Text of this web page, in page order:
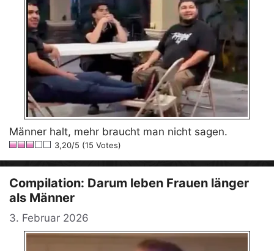
Männer halt, mehr braucht man nicht sagen.
3,20/5 (15 Votes)
Compilation: Darum leben Frauen länger
als Männer
3. Februar 2026